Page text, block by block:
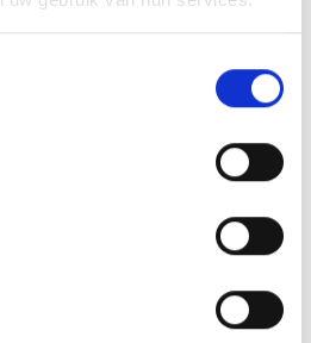
Maatwerk
wat er die dag nodig
betrokken bij het gezin,
hulpverlener
besloten we ’s
te komen. Dat gaf
als bij de rest van het
er een plan